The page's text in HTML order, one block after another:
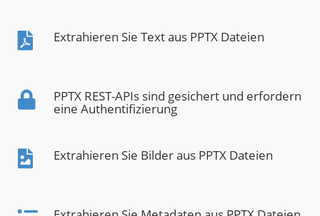
Extrahieren Sie Text aus PPTX Dateien
PPTX REST-APIs sind gesichert und erfordern
eine Authentifizierung
Extrahieren Sie Bilder aus PPTX Dateien